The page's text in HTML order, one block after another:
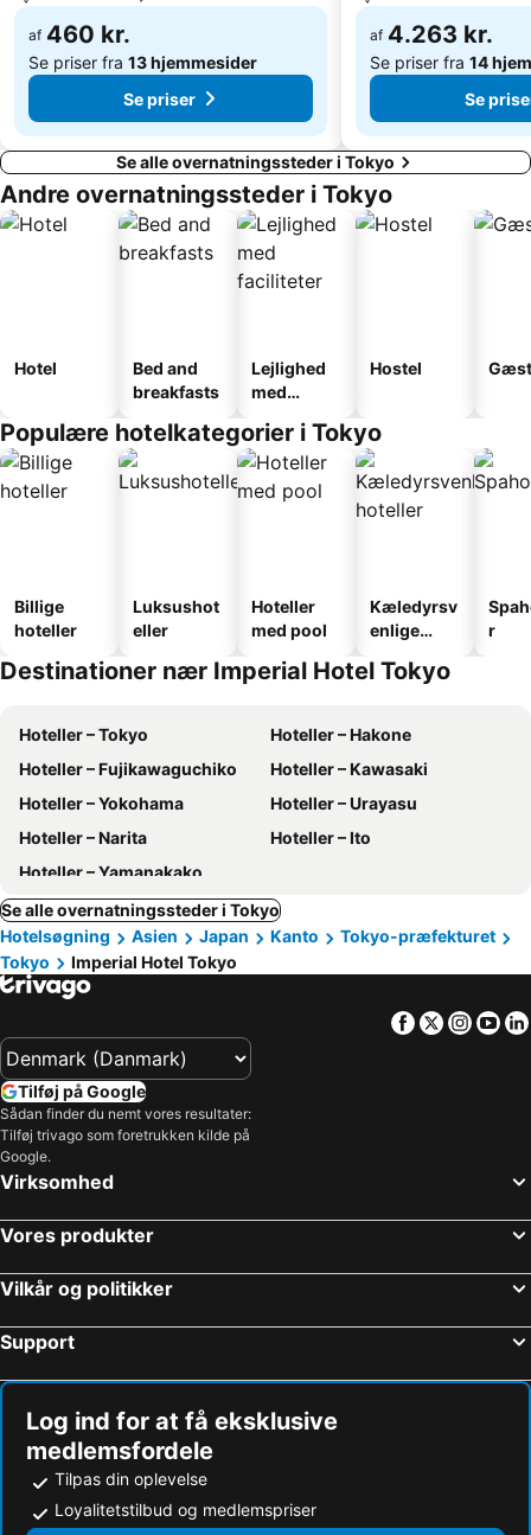
Tokyo Metro Station
af 460 kr.
Se priser fra 13 hjemmesider
Se priser
af 4.263 kr.
Se priser fra 14
Se
Se alle overnatningssteder i Tokyo
Andre overnatningssteder i Tokyo
Hotel
Bed and
breakfasts
Lejlighed
med
Hostel
Populære hotelkategorier i Tokyo
Billige
hoteller
Luksushot
eller
Hoteller
med pool
Kæledyrsv
enlige
r
Destinationer nær Imperial Hotel Tokyo
Hoteller – Tokyo
Hoteller – Hakone
Hoteller – Fujikawaguchiko
Hoteller – Kawasaki
Hoteller – Yokohama
Hoteller – Urayasu
Hoteller – Narita
Hoteller – Ito
Hoteller – Yamanakako
Se alle overnatningssteder i Tokyo
Hotelsøgning
Asien Japan Kanto
Tokyo-præfekturet
Tokyo
Imperial Hotel Tokyo
Facebook
Twitter
Tilføj på Google
Sådan finder du nemt vores resultater:
Tilføj trivago som foretrukken kilde på
Google.
Virksomhed
Vores produkter
Vilkår og politikker
Support
Log ind for at få eksklusive
medlemsfordele
Tilpas din oplevelse
Loyalitetstilbud og medlemspriser